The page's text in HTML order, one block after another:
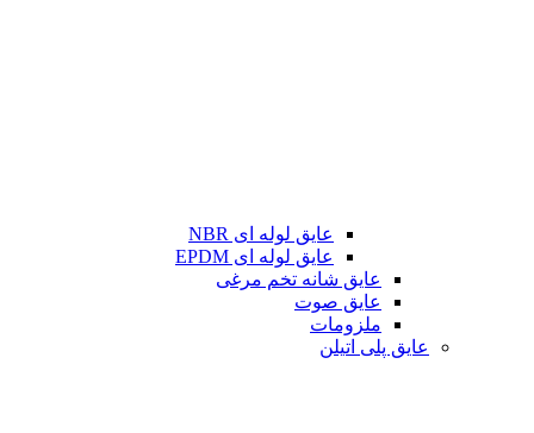
عایق لوله ای NBR
عایق لوله ای EPDM
عایق شانه تخم مرغی
عایق صوت
ملزومات
عایق پلی اتیلن